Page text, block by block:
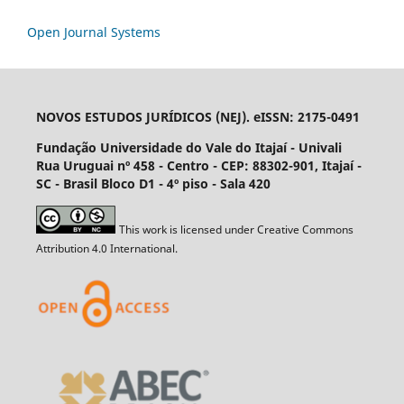
Open Journal Systems
NOVOS ESTUDOS JURÍDICOS (NEJ). eISSN: 2175-0491
Fundação Universidade do Vale do Itajaí - Univali
Rua Uruguai nº 458 - Centro - CEP: 88302-901, Itajaí­ -
SC - Brasil Bloco D1 - 4º piso - Sala 420
This work is licensed under Creative Commons
Attribution 4.0 International.